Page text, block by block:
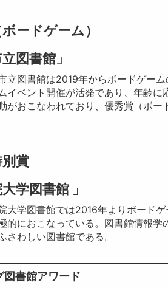
ードゲーム）
図書館」
立図書館は2019年からボードゲー
イベント開催が活発であり、年齢
がおこなわれており、優秀賞（ボー
賞
大学図書館 」
大学図書館では2016年よりボード
的におこなっている。図書館情報
さわしい図書館である。
図書館アワード